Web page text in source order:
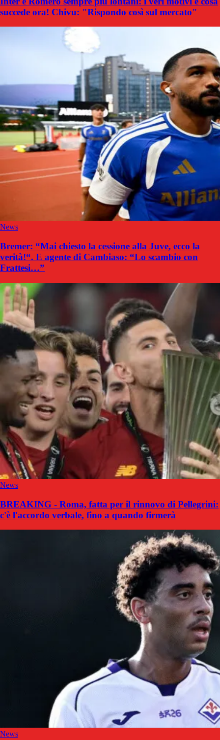
succede ora! Chivu: "Rispondo così sul mercato"
News
Bremer: “Mai chiesto la cessione alla Juve, ecco la
verità!“. E agente di Cambiaso: “Lo scambio con
Frattesi…”
News
BREAKING - Roma, fatta per il rinnovo di Pellegrini:
c'è l'accordo verbale, fino a quando firmerà
News